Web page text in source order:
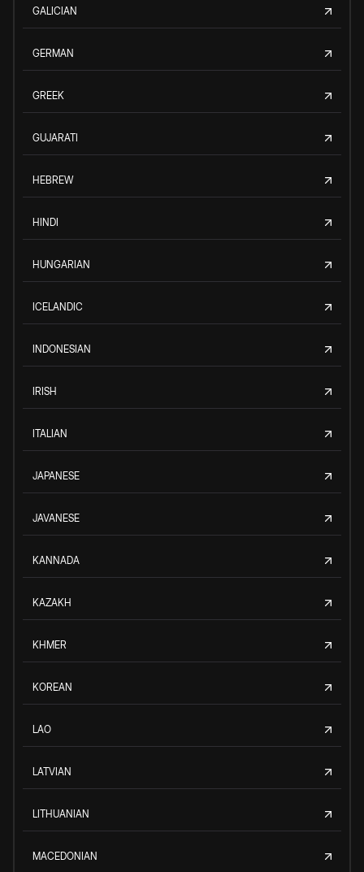
GALICIAN
GERMAN
GREEK
GUJARATI
HEBREW
HINDI
HUNGARIAN
ICELANDIC
INDONESIAN
IRISH
ITALIAN
JAPANESE
JAVANESE
KANNADA
KAZAKH
KHMER
KOREAN
LAO
LATVIAN
LITHUANIAN
MACEDONIAN